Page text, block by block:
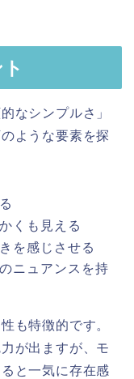
なシンプルさ」
ような要素を探
くも見える
を感じさせる
ニュアンスを持
も特徴的です。
が出ますが、モ
と一気に存在感